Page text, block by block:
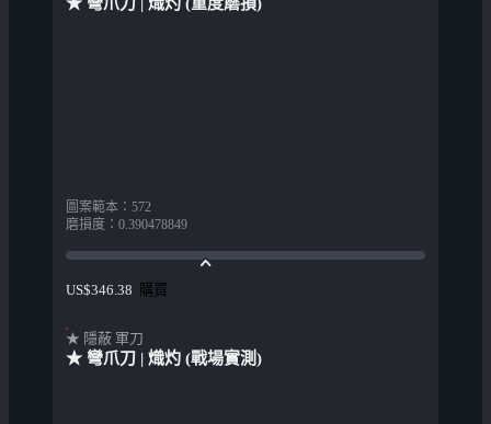
圖案範本 ： 572
磨損度 ： 0.390478849
US$346.38 購買
★ 隱蔽 軍刀
★ 彎爪刀 | 熾灼 (戰場實測)